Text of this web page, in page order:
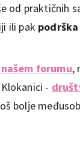
od praktičnih
ili pak podrška
forumu,
-
bolje